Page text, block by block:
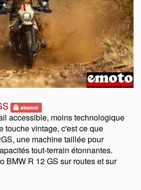
abonné
accessible, moins technologique
touche vintage, c'est ce que
une machine taillée pour
tout-terrain étonnantes.
BMW R 12 GS sur routes et sur